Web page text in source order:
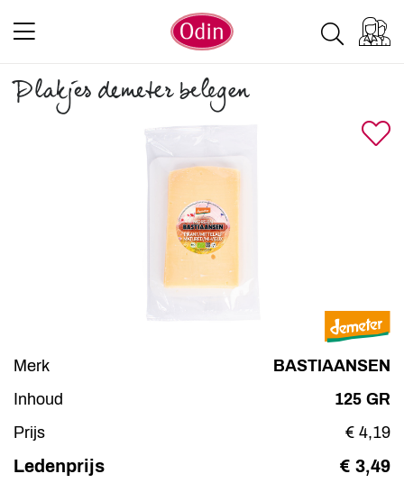
Plakjes demeter belegen
Merk
BASTIAANSEN
Inhoud
125 GR
Prijs
€ 4,19
Ledenprijs € 3,49